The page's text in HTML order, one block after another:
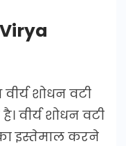
Virya
शोधन वटी
वीर्य शोधन वटी
इस्तेमाल करने